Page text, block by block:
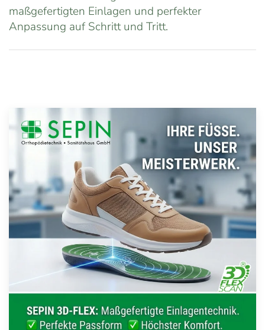
maßgefertigten Einlagen und perfekter
Anpassung auf Schritt und Tritt.